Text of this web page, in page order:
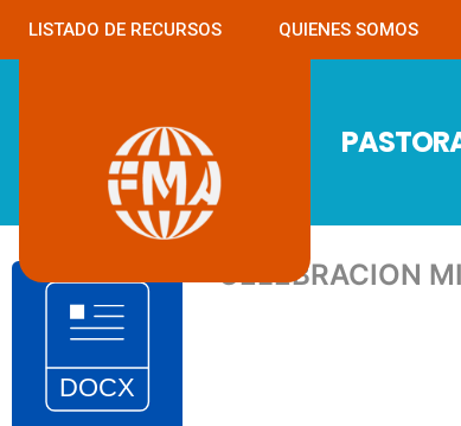
LISTADO DE RECURSOS QUIENES SOMOS
CELEBRACION